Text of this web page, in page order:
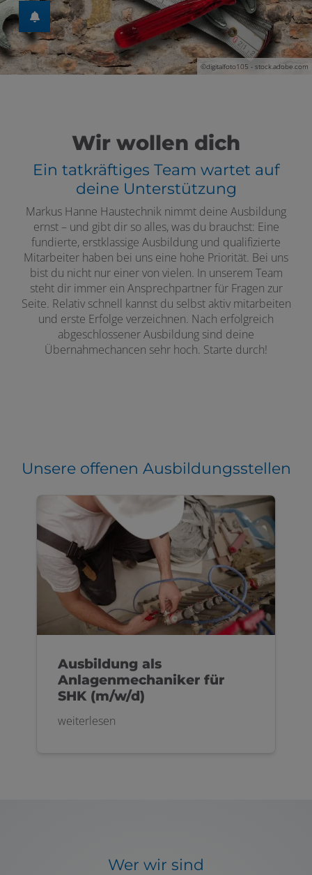
©digitalfoto105 - stock.adobe.com
Wir wollen dich
Ein tatkräftiges Team wartet auf
deine Unterstützung
Markus Hanne Haustechnik nimmt deine Ausbildung
ernst – und gibt dir so alles, was du brauchst: Eine
fundierte, erstklassige Ausbildung und qualifizierte
Mitarbeiter haben bei uns eine hohe Priorität. Bei uns
bist du nicht nur einer von vielen. In unserem Team
steht dir immer ein Ansprechpartner für Fragen zur
Seite. Relativ schnell kannst du selbst aktiv mitarbeiten
und erste Erfolge verzeichnen. Nach erfolgreich
abgeschlossener Ausbildung sind deine
Übernahmechancen sehr hoch. Starte durch!
Unsere offenen Ausbildungsstellen
Ausbildung als
Anlagenmechaniker für
SHK (m/w/d)
weiterlesen
Wer wir sind
und schließen